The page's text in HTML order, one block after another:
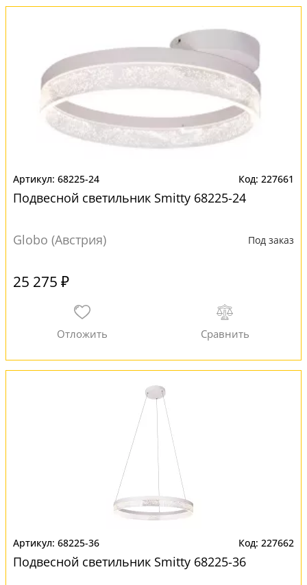
68225-24 227661
Подвесной светильник Smitty 68225-24
Globo (Австрия) Под заказ
25 275 ₽
68225-36 227662
Подвесной светильник Smitty 68225-36